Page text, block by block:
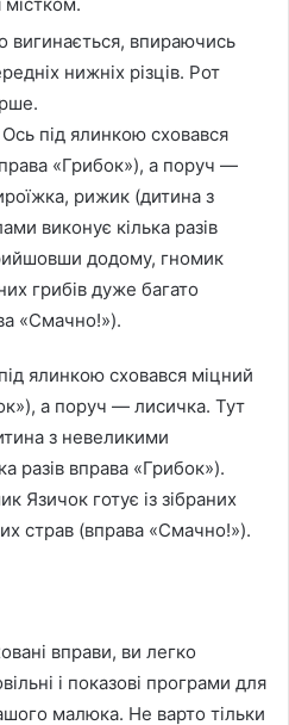
вигинається, впираючись
нижніх різців. Рот
Ось під ялинкою сховався
«Грибок»), а поруч —
рижик (дитина з
виконує кілька разів
додому, гномик
грибів дуже багато
«Смачно!»).
ялинкою сховався міцний
а поруч — лисичка. Тут
з невеликими
разів вправа «Грибок»).
Язичок готує із зібраних
страв (вправа «Смачно!»).
вправи, ви легко
і показові програми для
малюка. Не варто тільки